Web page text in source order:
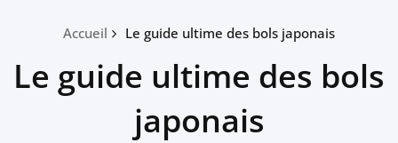
Accueil Le guide ultime des bols japonais
Le guide ultime des bols
japonais